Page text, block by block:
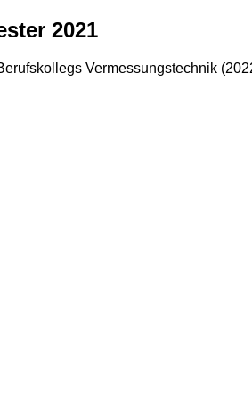
2021
Vermessungstechnik